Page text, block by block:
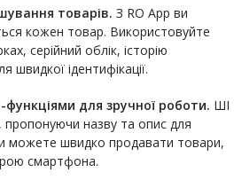
товарів. З RO App ви
кожен товар. Використовуйте
серійний облік, історію
швидкої ідентифікації.
для зручної роботи. ШІ
пропонуючи назву та опис для
можете швидко продавати товари,
смартфона.